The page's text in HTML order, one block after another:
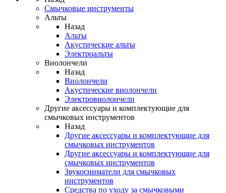
Смычковые инструменты
Альты
Назад
Альты
Акустические альты
Электроальты
Виолончели
Назад
Виолончели
Акустические виолончели
Электровиолончели
Другие аксессуары и комплектующие для
смычковых инструментов
Назад
Другие аксессуары и комплектующие для
смычковых инструментов
Другие аксессуары и комплектующие для
смычковых инструментов
Звукосниматели для смычковых
инструментов
Средства по уходу за смычковыми